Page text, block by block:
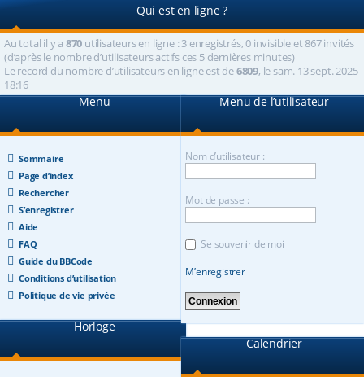
Qui est en ligne ?
Au total il y a 870 utilisateurs en ligne : 3 enregistrés, 0 invisible et 867 invités
(d’après le nombre d’utilisateurs actifs ces 5 dernières minutes)
Le record du nombre d’utilisateurs en ligne est de6809, le sam. 13 sept. 2025
18:16
Menu
Sommaire
Page d’index
Rechercher
S’enregistrer
Aide
FAQ
Guide du BBCode
Conditions d’utilisation
Politique de vie privée
Horloge
Menu de l’utilisateur
Nom d’utilisateur :
Mot de passe :
Se souvenir de moi
M’enregistrer
Calendrier